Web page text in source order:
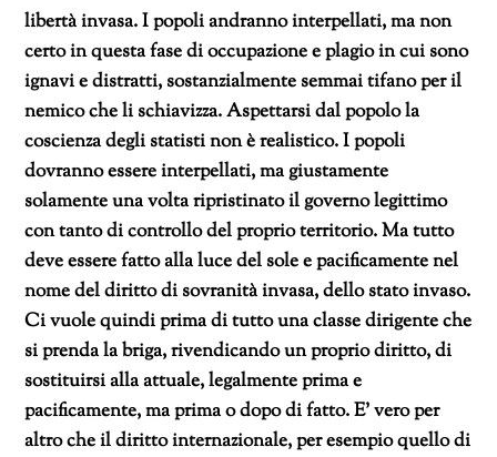
libertà invasa. I popoli andranno interpellati, ma non
certo in questa fase di occupazione e plagio in cui sono
ignavi e distratti, sostanzialmente semmai tifano per il
nemico che li schiavizza. Aspettarsi dal popolo la
coscienza degli statisti non è realistico. I popoli
dovranno essere interpellati, ma giustamente
solamente una volta ripristinato il governo legittimo
con tanto di controllo del proprio territorio. Ma tutto
deve essere fatto alla luce del sole e pacificamente nel
nome del diritto di sovranità invasa, dello stato invaso.
Ci vuole quindi prima di tutto una classe dirigente che
si prenda la briga, rivendicando un proprio diritto, di
sostituirsi alla attuale, legalmente prima e
pacificamente, ma prima o dopo di fatto. E’ vero per
altro che il diritto internazionale, per esempio quello di